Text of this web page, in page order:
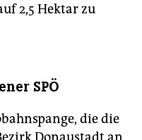
2,5 Hektar zu
SPÖ
die die